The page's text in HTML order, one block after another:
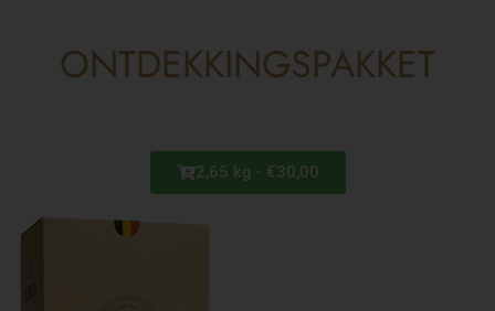
ONTDEKKINGSPAKKET
2,65 kg - €30,00